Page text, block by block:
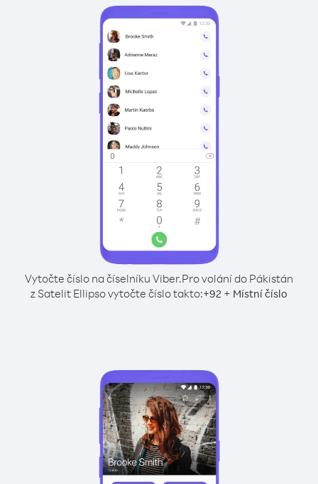
Vytočte číslo na číselníku Viber.Pro volání do Pákistán
z Satelit Ellipso vytočte číslo takto:+92 + Místní číslo